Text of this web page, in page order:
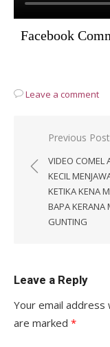
Facebook
Leave a comment
Post
navigation
Previous Post
VIDEO COMEL
KECIL
KETIKA KENA
BAPA KERANA
GUNTING
Leave a Reply
Your email address
are marked *